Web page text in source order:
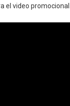
el video